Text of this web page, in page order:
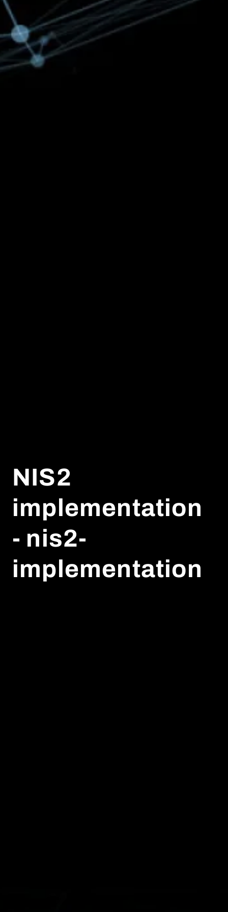
NIS2
implementation
- nis2-
implementation